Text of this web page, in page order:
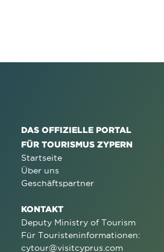
DAS OFFIZIELLE PORTAL
FÜR TOURISMUS ZYPERN
Startseite
Über uns
Geschäftspartner
KONTAKT
Deputy Ministry of Tourism
Für Touristeninformationen:
cytour@visitcyprus.com